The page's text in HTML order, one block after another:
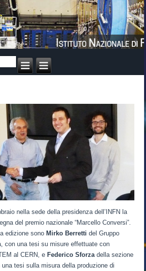
nella sede della presidenza dell’INFN la
del premio nazionale “Marcello Conversi”.
edizione sono Mirko Berretti del Gruppo
con una tesi su misure effettuate con
al CERN, e Federico Sforzadella sezione
una tesi sulla misura della produzione di